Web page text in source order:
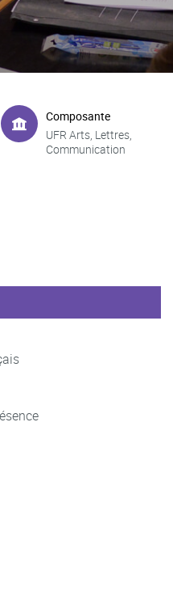
Composante
UFR Arts, Lettres,
Communication